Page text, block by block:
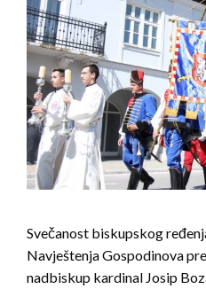
Svečanost biskupskog
Navještenja Gospodinova
nadbiskup kardinal Josip